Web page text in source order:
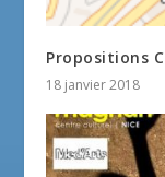
Propositions
18 janvier 2018